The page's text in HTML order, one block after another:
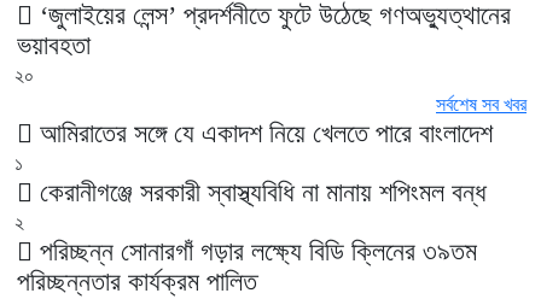
‘জুলাইয়ের লেন্স’ প্রদর্শনীতে ফুটে উঠেছে গণঅভ্যুত্থানের
ভয়াবহতা
২০
সর্বশেষ সব খবর
আমিরাতের সঙ্গে যে একাদশ নিয়ে খেলতে পারে বাংলাদেশ
১
কেরানীগঞ্জে সরকারী স্বাস্থ্যবিধি না মানায় শপিংমল বন্ধ
২
পরিচ্ছন্ন সোনারগাঁ গড়ার লক্ষ্যে বিডি ক্লিনের ৩৯তম
পরিচ্ছন্নতার কার্যক্রম পালিত